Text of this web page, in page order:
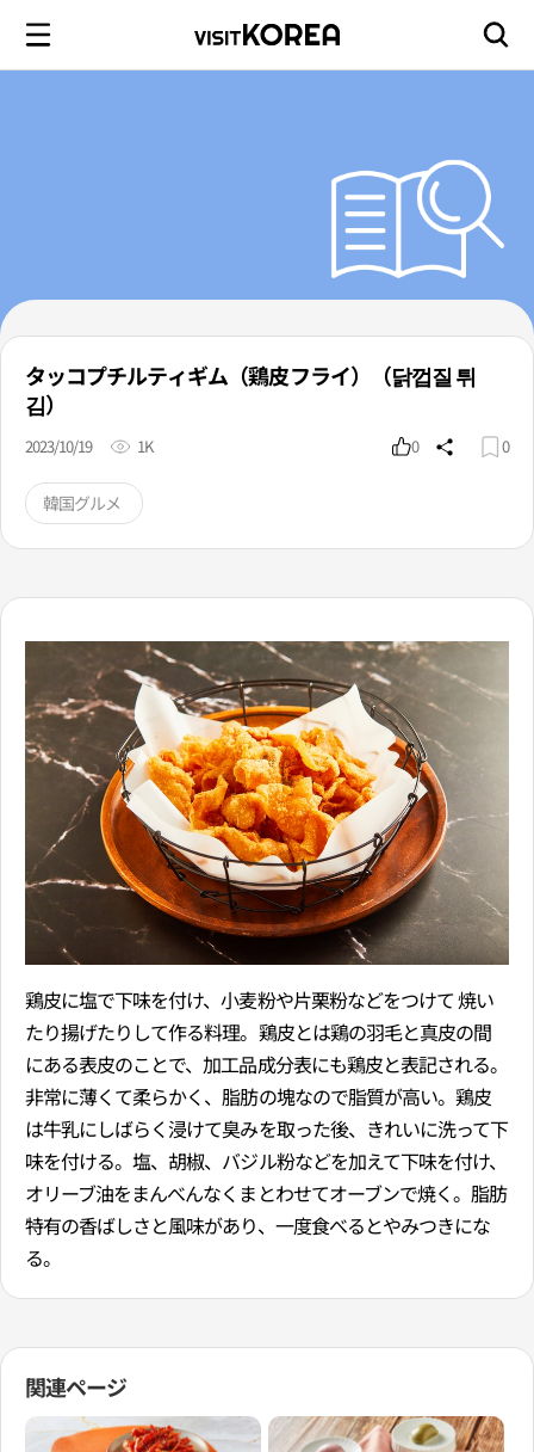
タッコプチルティギム（鶏皮フライ）（닭껍질 튀
김）
2023/10/19 1K 0 0
韓国グルメ
鶏皮に塩で下味を付け、小麦粉や片栗粉などをつけて 焼い
たり揚げたりして作る料理。鶏皮とは鶏の羽毛と真皮の間
にある表皮のことで、加工品成分表にも鶏皮と表記される。
非常に薄くて柔らかく、脂肪の塊なので脂質が高い。鶏皮
は牛乳にしばらく浸けて臭みを取った後、きれいに洗って下
味を付ける。塩、胡椒、バジル粉などを加えて下味を付け、
オリーブ油をまんべんなくまとわせてオーブンで焼く。脂肪
特有の香ばしさと風味があり、一度食べるとやみつきにな
る。
関連ページ